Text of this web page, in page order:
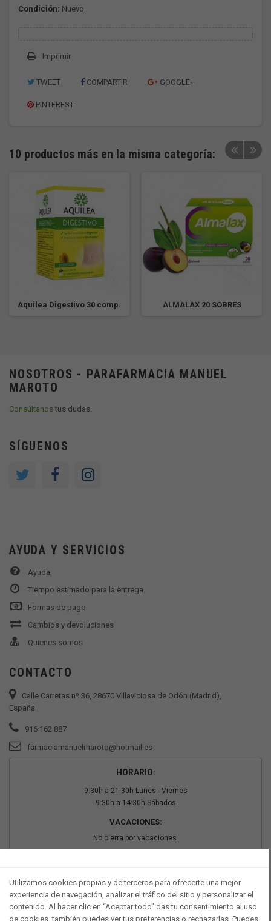
Condición: Nuevo
Imprimir
TWEET COMPARTIR GOOGLE+
PINTEREST
10 productos más en la misma categoría:
Aquilea Digestivo 30 comp. ALMALAX 20 SOBRES
NOSOTROS - PARAFARMACIA MANUEL
MAROTO
Consúltanostus dudas.
SÍGUENOS
AYUDA Y SERVICIOS
Ayuda
Tiempo estimado para la entrega
Formas de pago
Cambios y devoluciones
Quienes somos
CONTACTO
Calle Carretas nº 36, 28670 Villaviciosa de Odón (Madrid),
España
916 162 887
farmaciamanuelmaroto@hotmail.es
HORARIO:
9:30h a 21:30h Lunes - Viernes
9:30h a 14:30h Sábados
VACACIONES:
No cierra por vacaciones.
Utilizamos cookies propias y de terceros para ofrecerte una mejor
experiencia de navegación, analizar el tráfico del sitio y personalizar el
contenido. Al hacer clic en “Aceptar todo” das tu consentimiento al uso
de cookies, también puedes ver tus preferencias o rechazarlas. Puedes